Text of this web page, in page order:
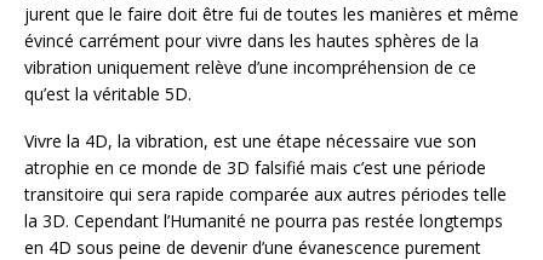
jurent que le faire doit être fui de toutes les manières et même
évincé carrément pour vivre dans les hautes sphères de la
vibration uniquement relève d’une incompréhension de ce
qu’est la véritable 5D.
Vivre la 4D, la vibration, est une étape nécessaire vue son
atrophie en ce monde de 3D falsifié mais c’est une période
transitoire qui sera rapide comparée aux autres périodes telle
la 3D. Cependant l’Humanité ne pourra pas restée longtemps
en 4D sous peine de devenir d’une évanescence purement